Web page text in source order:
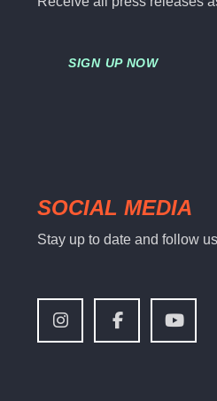
SIGN UP NOW
SOCIAL MEDIA
Stay up to date and follow